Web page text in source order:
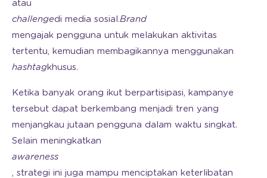
atau
challengedi media sosial.Brand
mengajak pengguna untuk melakukan aktivitas
tertentu, kemudian membagikannya menggunakan
hashtagkhusus.
Ketika banyak orang ikut berpartisipasi, kampanye
tersebut dapat berkembang menjadi tren yang
menjangkau jutaan pengguna dalam waktu singkat.
Selain meningkatkan
awareness
, strategi ini juga mampu menciptakan keterlibatan